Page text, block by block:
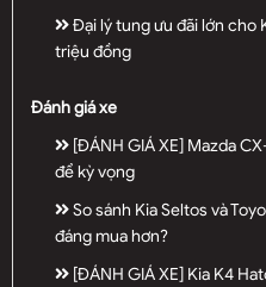
Đại lý tung ưu đãi lớn cho
triệu đồng
Đánh giá xe
[ĐÁNH GIÁ XE] Mazda
để kỳ vọng
So sánh Kia Seltos và
đáng mua hơn?
[ĐÁNH GIÁ XE] Kia K4